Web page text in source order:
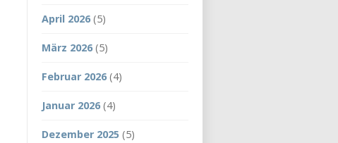
April 2026(5)
März 2026(5)
Februar 2026(4)
Januar 2026(4)
Dezember 2025 (5)